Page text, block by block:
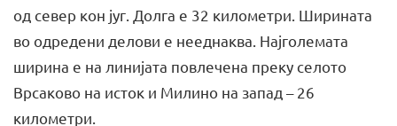
од север кон југ. Долга е 32 километри. Ширината
во одредени делови е нееднаква. Најголемата
ширина е на линијата повлечена преку селото
Врсаково на исток и Милино на запад – 26
километри.